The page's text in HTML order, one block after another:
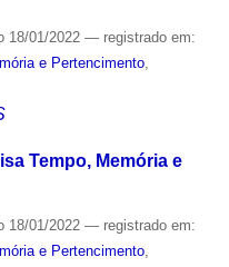
18/01/2022 — registrado em:
e Pertencimento,
Tempo, Memória e
18/01/2022 — registrado em:
e Pertencimento,